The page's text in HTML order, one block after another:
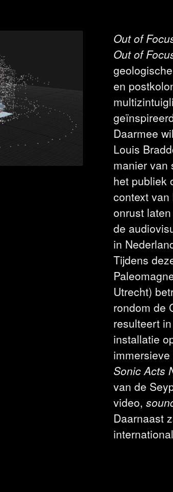
Out of
Out of
en
Daarmee
Louis
manier van
het publiek
context
onrust
de
in
Tijdens
Utrecht)
rondom de
resulteert
installatie
Sonic Acts
van de
video,
Daarnaast